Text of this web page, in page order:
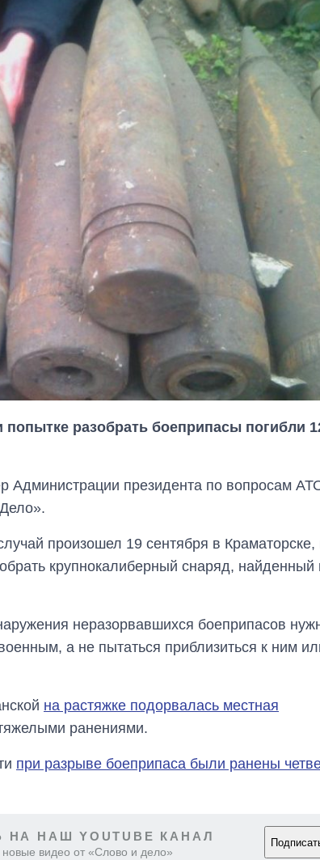
попытке разобрать боеприпасы погибли
Администрации президента по вопросам
произошел 19 сентября в Краматорске,
крупнокалиберный снаряд, найденный
неразорвавшихся боеприпасов
а не пытаться приблизиться к ним
на растяжке подорвалась местная
ранениями.
при разрыве боеприпаса были ранены
НАШ YOUTUBE КАНАЛ
видео от «Слово и дело»
Сколько